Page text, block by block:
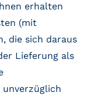
erhalten
(mit
die sich daraus
Lieferung als